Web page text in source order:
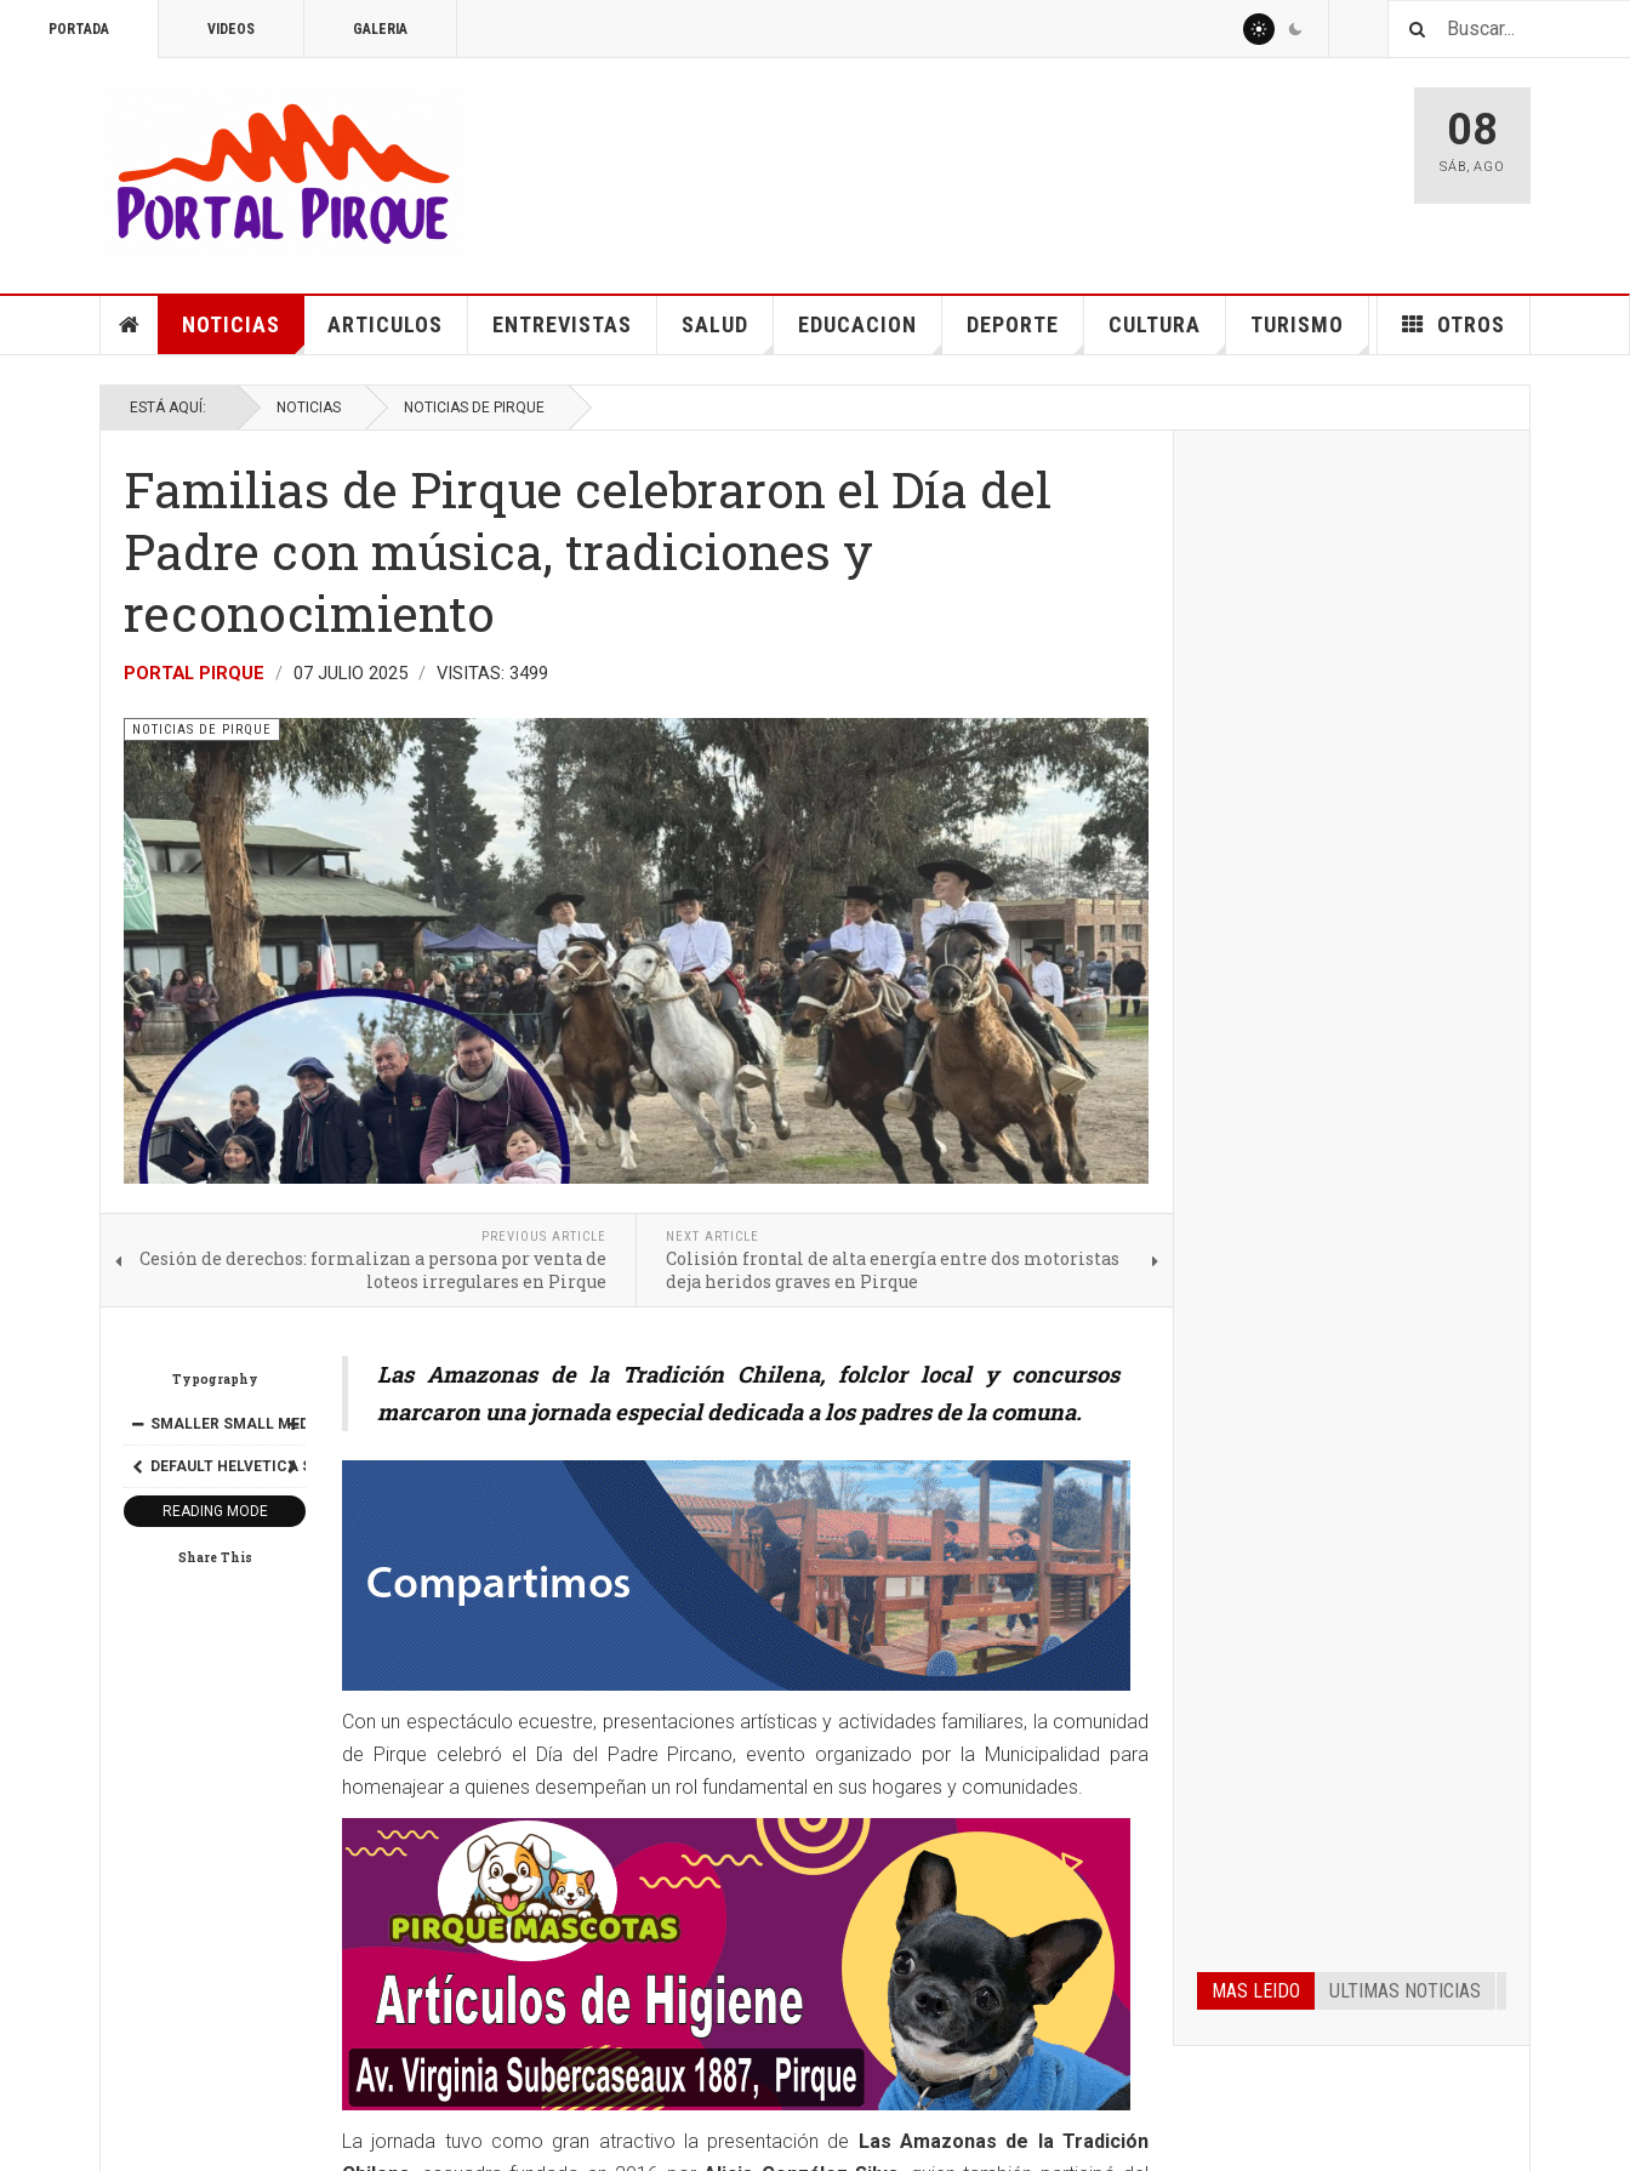
PORTADA VIDEOS GALERIA
08
SÁB, AGO
NOTICIAS ARTICULOS ENTREVISTAS SALUD EDUCACION DEPORTE CULTURA TURISMO OTROS
ESTÁ AQUÍ: NOTICIAS NOTICIAS DE PIRQUE
Familias de Pirque celebraron el Día del
Padre con música, tradiciones y
reconocimiento
PORTAL PIRQUE 07 JULIO 2025 VISITAS: 3499
NOTICIAS DE PIRQUE
PREVIOUS ARTICLE
Cesión de derechos: formalizan a persona por venta de
loteos irregulares en Pirque
NEXT ARTICLE
Colisión frontal de alta energía entre dos motoristas
deja heridos graves en Pirque
Typography
SMALLER SMALL MEDIUM BIGGER
DEFAULT HELVETICA SEGOE
READING MODE
Share This
Las Amazonas de la Tradición Chilena, folclor local y concursos
marcaron una jornada especial dedicada a los padres de la comuna.
Con un espectáculo ecuestre, presentaciones artísticas y actividades familiares, la comunidad
de Pirque celebró el Día del Padre Pircano, evento organizado por la Municipalidad para
homenajear a quienes desempeñan un rol fundamental en sus hogares y comunidades.
La jornada tuvo como gran atractivo la presentación de Las Amazonas de la Tradición
MAS LEIDO ULTIMAS NOTICIAS